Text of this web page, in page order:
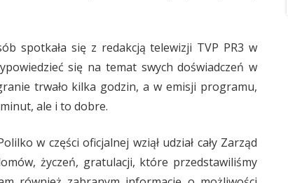
OR WŁOCŁAWEK
OR ZIELONA GÓRA
KLUBY
PIŁA
spotkała się z redakcją telewizji TVP PR3 w
się na temat swych doświadczeń w
trwało kilka godzin, a w emisji programu,
ale i to dobre.
w części oficjalnej wziął udział cały Zarząd
życzeń, gratulacji, które przedstawiliśmy